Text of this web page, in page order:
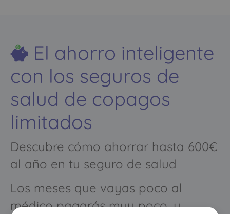
El ahorro inteligente
con los seguros de
salud de copagos
limitados
Descubre cómo ahorrar hasta 600€
al año en tu seguro de salud
Los meses que vayas poco al
médico pagarás muy poco, y